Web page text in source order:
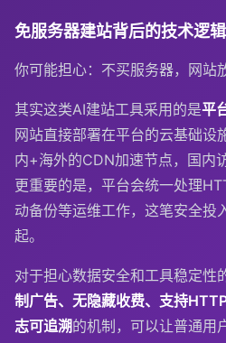
免服务器建站背后的技术逻辑
你可能担心：不买服务器，网站
其实这类AI建站工具采用的是平
网站直接部署在平台的云基础设
内+海外的CDN加速节点，国内
更重要的是，平台会统一处理
动备份等运维工作，这笔安全投
起。
对于担心数据安全和工具稳定性
制广告、无隐藏收费、支持
志可追溯的机制，可以让普通用